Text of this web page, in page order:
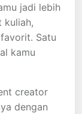
jadi lebih
kuliah,
Satu
kamu
creator
dengan